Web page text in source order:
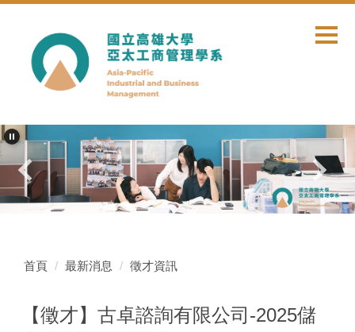
首頁 最新消息 徵才資訊
【徵才】古卓諮詢有限公司-2025儲